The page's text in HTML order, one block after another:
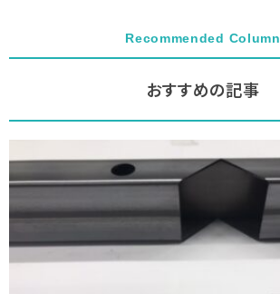
Recommended Column
おすすめの記事